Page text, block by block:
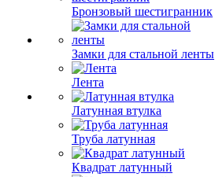
Бронзовый шестигранник
Замки для стальной ленты
Лента
Латунная втулка
Труба латунная
Квадрат латунный